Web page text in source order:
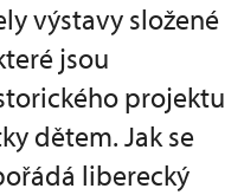
výstavy složené
jsou
projektu
dětem. Jak se
liberecký